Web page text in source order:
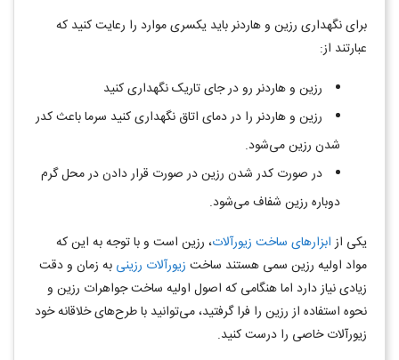
برای نگهداری رزین و هاردنر باید یکسری موارد را رعایت کنید که
عبارتند از:
رزین و هاردنر رو در جای تاریک نگهداری کنید
رزین و هاردنر را در دمای اتاق نگهداری کنید سرما باعث کدر
شدن رزین می‌شود.
در صورت کدر شدن رزین در صورت قرار دادن در محل گرم
دوباره رزین شفاف می‌شود.
یکی ازابزارهای ساخت زیورآلات، رزین است و با توجه به این که
مواد اولیه رزین سمی هستند ساخت زیورآلات رزینی به زمان و دقت
زیادی نیاز دارد اما هنگامی که اصول اولیه ساخت جواهرات رزین و
نحوه استفاده از رزین را فرا گرفتید، می‌توانید با طرح‌های خلاقانه خود
زیورآلات خاصی را درست کنید.